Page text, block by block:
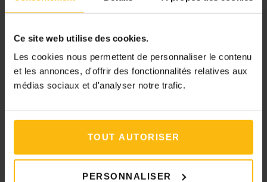
Ce site web utilise des cookies.
Les cookies nous permettent de personnaliser le contenu
et les annonces, d'offrir des fonctionnalités relatives aux
médias sociaux et d'analyser notre trafic.
TOUT AUTORISER
PERSONNALISER
métier
Quel métier social est fait pour moi en fonction de
ma personnalité ?
"Le métier d’assistant social n’est pas un sacerdoce"
Ecoutez le podcast
sur votre plateforme
préférée